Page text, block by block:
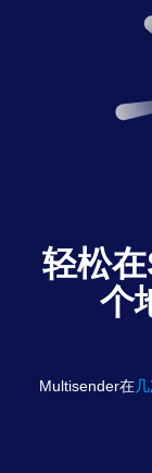
轻松
个
Multisender在